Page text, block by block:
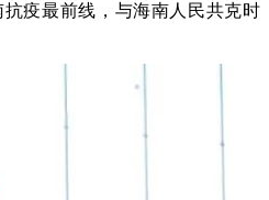
疫最前线，与海南人民共克时